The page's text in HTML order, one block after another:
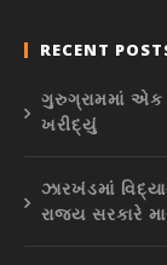
RECENT
ગુરુગ્રામમાં એક
ખરીદ્યું
ઝારખંડમાં
રાજ્ય સરકારે